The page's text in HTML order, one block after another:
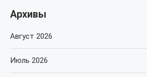
Архивы
Август 2026
Июль 2026